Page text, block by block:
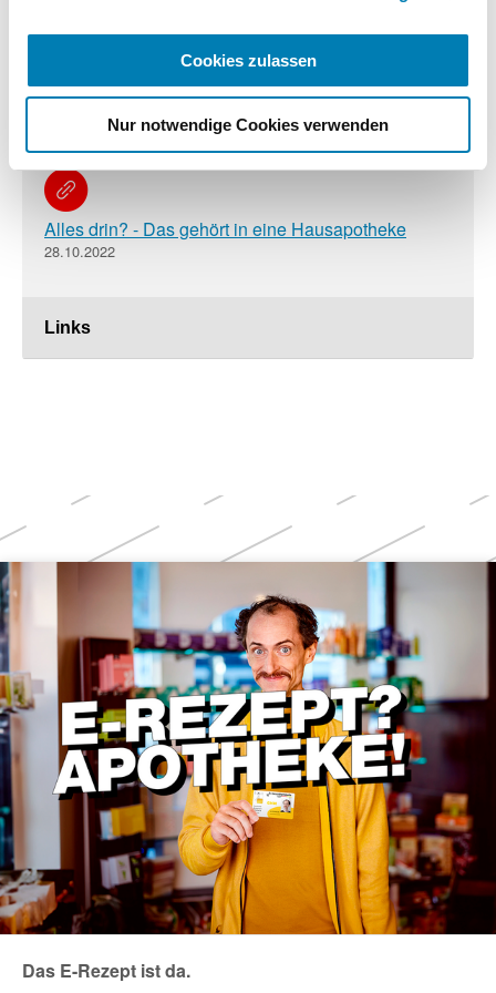
Cookies zulassen
Nur notwendige Cookies verwenden
Links
04.06.2025
Scharpf warnt vor Medikamentensucht
Alles drin? - Das gehört in eine Hausapotheke
28.10.2022
Weitere
Themen
Das E-Rezept ist da.